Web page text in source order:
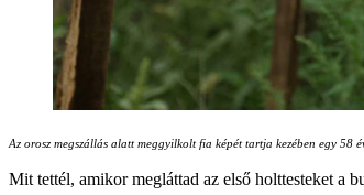
Az orosz megszállás alatt meggyilkolt fia képét tartja kezében egy
Mit tettél, amikor megláttad az első holttesteket a